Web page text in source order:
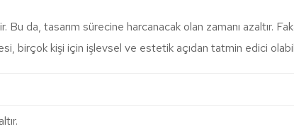
Bu da, tasarım sürecine harcanacak olan zamanı azaltır.
birçok kişi için işlevsel ve estetik açıdan tatmin edici